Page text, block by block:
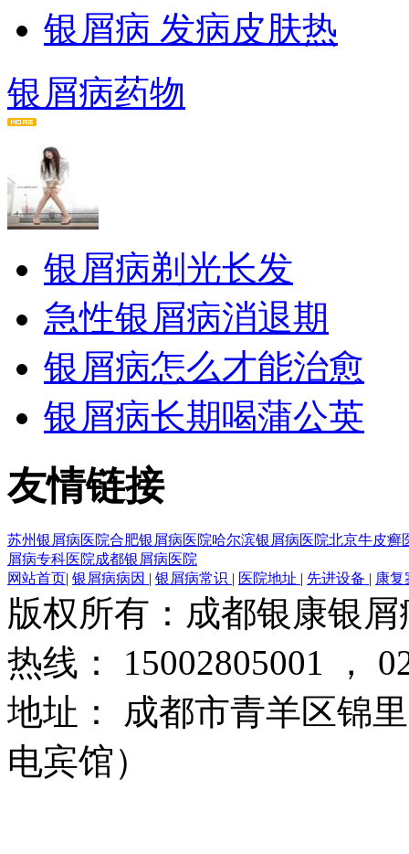
银屑病 发病皮肤热
银屑病药物
银屑病剃光长发
急性银屑病消退期
银屑病怎么才能治愈
银屑病长期喝蒲公英
友情链接
苏州银屑病医院合肥银屑病医院哈尔滨银屑病医院北京牛皮癣
屑病专科医院成都银屑病医院
网站首页| 银屑病病因 | 银屑病常识 | 医院地址 | 先进设备 | 康
版权所有：成都银康银
热线： 15002805001 ，
地址： 成都市青羊区锦
电宾馆）